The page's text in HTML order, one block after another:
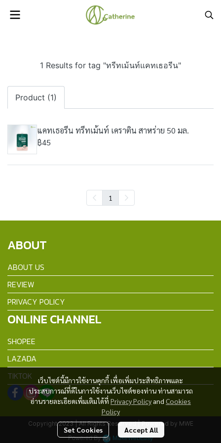
1 Results for tag "ทรีทเม้นท์แคทเธอรีน"
Product (1)
แคทเธอรีน ทรีทเม้นท์ เคราติน สาหร่าย 50 มล.
฿45
1
เว็บไซต์นี้มีการใช้งานคุกกี้ เพื่อเพิ่มประสิทธิภาพและ
ประสบการณ์ที่ดีในการใช้งานเว็บไซต์ของท่าน ท่านสามารถ
อ่านรายละเอียดเพิ่มเติมได้ที่ Privacy Policy and Cookies
Policy
Set Cookies Accept All
ABOUT
ABOUT US
REVIEW
PRIVACY POLICY
ONLINE CHANNEL
SHOPEE
LAZADA
TIKTOK
Copyright 2023 | All Rights Reserved | Powered by MWE
Powered By MakeWebEasy